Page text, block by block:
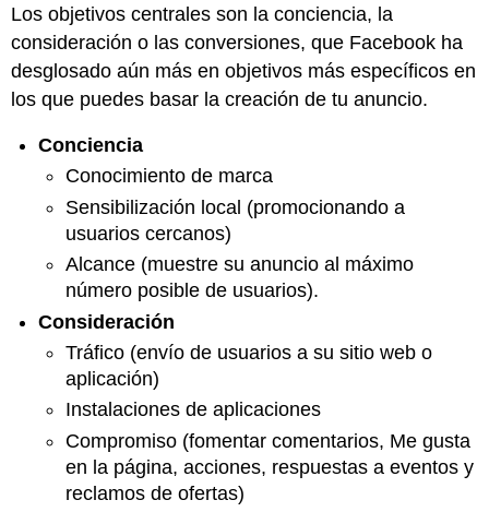
Instagram
Nota
Objetivos
Tipos
anuncios
Opciones
de
segmentación
Consejos
de
publicidad
en
Instagram
Nota
Twitter
Tipos
anuncios
ofrecidos
Los objetivos centrales son la conciencia, la
consideración o las conversiones, que Facebook ha
desglosado aún más en objetivos más específicos en
los que puedes basar la creación de tu anuncio.
Conciencia
Conocimiento de marca
Sensibilización local (promocionando a
usuarios cercanos)
Alcance (muestre su anuncio al máximo
número posible de usuarios).
Consideración
Tráfico (envío de usuarios a su sitio web o
aplicación)
Instalaciones de aplicaciones
Compromiso (fomentar comentarios, Me gusta
en la página, acciones, respuestas a eventos y
reclamos de ofertas)